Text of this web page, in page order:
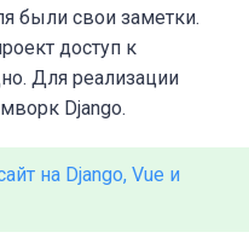
были свои заметки.
доступ к
Для реализации
Django.
на Django, Vue и